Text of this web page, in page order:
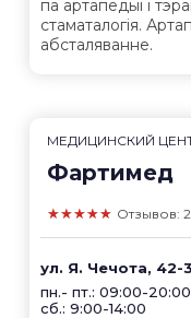
па артапедыі і
стаматалогія.
абсталяванне.
МЕДИЦИНСКИЙ
Фартимед
★★★★★ Отзывов: 2
ул. Я. Чечота, 42-
пн.- пт.: 09:00-20:00
сб.: 9:00-14:00